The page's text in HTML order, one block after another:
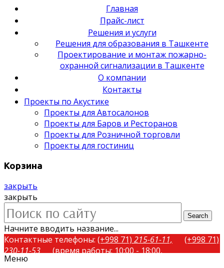
Главная
Прайс-лист
Решения и услуги
Решения для образования в Ташкенте
Проектирование и монтаж пожарно-
охранной сигнализации в Ташкенте
О компании
Контакты
Проекты по Акустике
Проекты для Автосалонов
Проекты для Баров и Ресторанов
Проекты для Розничной торговли
Проекты для гостиниц
Корзина
закрыть
закрыть
Search
Начните вводить название...
Контактные телефоны: (+998 71) 215-61-11,
(+998 71)
230-11-53
(время работы: 10:00 - 18:00,
понедельник-пятница)
Меню